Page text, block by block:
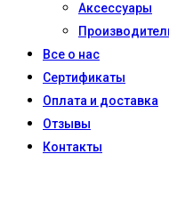
Аксессуары
Все о нас
Сертификаты
Оплата и доставка
Отзывы
Контакты